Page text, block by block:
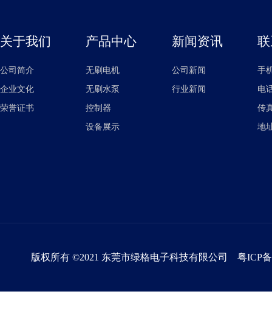
关于我们
公司简介
企业文化
荣誉证书
产品中心
无刷电机
无刷水泵
控制器
设备展示
新闻资讯
公司新闻
行业新闻
手
电
传
地
版权所有 ©2021 东莞市绿格电子科技有限公司粤ICP